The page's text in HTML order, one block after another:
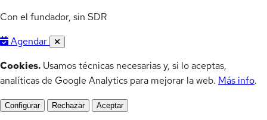
Con el fundador, sin SDR
Agendar
Cookies. Usamos técnicas necesarias y, si lo aceptas,
analíticas de Google Analytics para mejorar la web. Más info.
Configurar Rechazar Aceptar